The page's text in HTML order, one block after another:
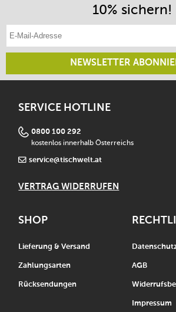
10% sichern!
NEWSLETTER
SERVICE HOTLINE
0800 100 292
kostenlos innerhalb Österreichs
service@tischwelt.at
VERTRAG WIDERRUFEN
SHOP
Lieferung & Versand
Zahlungsarten
Rücksendungen
AGB
Impressum